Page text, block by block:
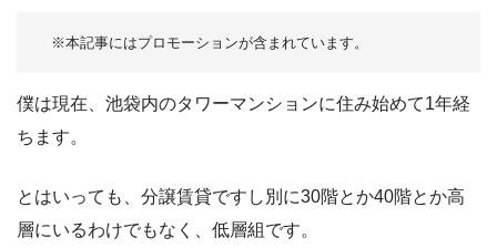
僕は現在、池袋内のタワーマンションに住み始めて1年経
ちます。
とはいっても、分譲賃貸ですし別に30階とか40階とか高
層にいるわけでもなく、低層組です。